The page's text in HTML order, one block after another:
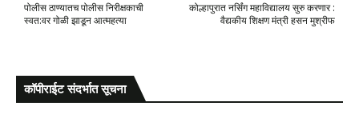
कोल्हापुरात नर्सिंग महाविद्यालय सुरु करणार :
वैद्यकीय शिक्षण मंत्री हसन मुश्रीफ
पोलीस ठाण्यातच पोलीस निरीक्षकाची
स्वत:वर गोळी झाडून आत्महत्या
कॉपीराईट संदर्भात सूचना